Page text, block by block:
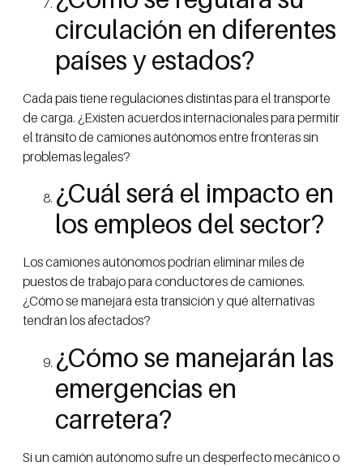
circulación en diferentes
países y estados?
Cada país tiene regulaciones distintas para el transporte
de carga. ¿Existen acuerdos internacionales para permitir
el tránsito de camiones autónomos entre fronteras sin
problemas legales?
¿Cuál será el impacto en
los empleos del sector?
Los camiones autónomos podrían eliminar miles de
puestos de trabajo para conductores de camiones.
¿Cómo se manejará esta transición y qué alternativas
tendrán los afectados?
¿Cómo se manejarán las
emergencias en
carretera?
Si un camión autónomo sufre un desperfecto mecánico o